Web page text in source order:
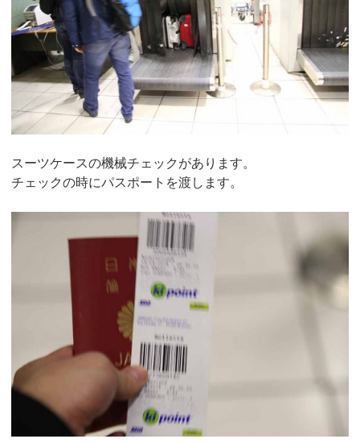
スーツケースの機械チェックがあります。
チェックの時にパスポートを渡します。